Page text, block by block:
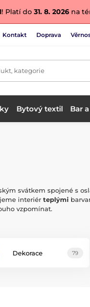
! Platí do31. 8. 2026na
Kontakt Doprava
kategorie
Bytový textil Bar
svátkem spojené s
interiér teplými
vzpomínat.
Dekorace 79